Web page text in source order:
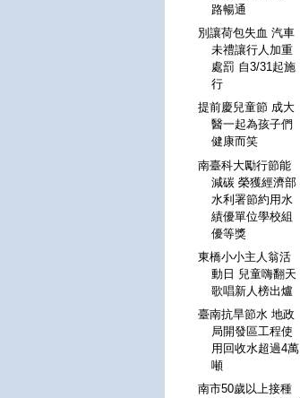
路暢通
別讓荷包失血 汽車
未禮讓行人加重
處罰 自3/31起施
行
提前慶兒童節 成大
醫一起為孩子們
健康而笑
南臺科大勵行節能
減碳 榮獲經濟部
水利署節約用水
績優單位學校組
優等獎
東橋小小主人翁活
動日 兒童嗨翻天
歌唱新人榜出爐
臺南抗旱節水 地政
局開發區工程使
用回收水超過4萬
噸
南市50歲以上接種